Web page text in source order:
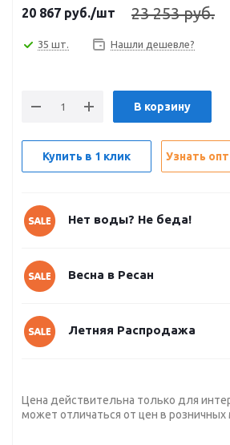
20 867 руб./шт 23 253 руб.
35 шт. Нашли дешевле?
В корзину
Купить в 1 клик Узнать
Нет воды? Не беда!
Весна в Ресан
Летняя Распродажа
Цена действительна только для
может отличаться от цен в розничных